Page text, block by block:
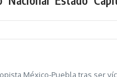
México-Puebla tras ser